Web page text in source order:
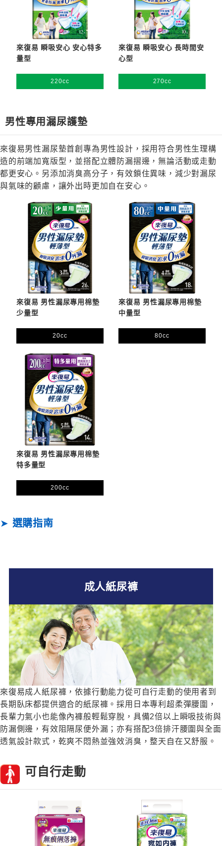
來復易 瞬吸安心 安心特多
量型
220cc
來復易 瞬吸安心 長時間安
心型
270cc
男性專用漏尿護墊
來復易男性漏尿墊首創專為男性設計，採用符合男性生理構
造的前端加寬版型，並搭配立體防漏摺邊，無論活動或走動
都更安心。另添加消臭高分子，有效鎖住異味，減少對漏尿
與氣味的顧慮，讓外出時更加自在安心。
來復易 男性漏尿專用棉墊
少量型
20cc
來復易 男性漏尿專用棉墊
中量型
80cc
來復易 男性漏尿專用棉墊
特多量型
200cc
➤ 選購指南
成人紙尿褲
來復易成人紙尿褲，依據行動能力從可自行走動的使用者到
長期臥床都提供適合的紙尿褲。採用日本專利超柔彈腰圍，
長輩力氣小也能像內褲般輕鬆穿脫，具備2倍以上瞬吸技術與
防漏側邊，有效阻隔尿便外漏；亦有搭配3倍排汗腰圍與全面
透氣設計款式，乾爽不悶熱並強效消臭，整天自在又舒服。
可自行走動